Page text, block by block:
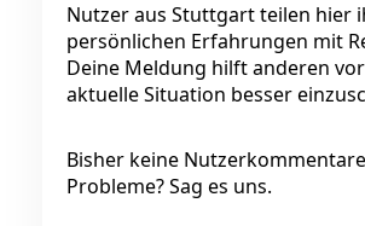
Nutzer aus Stuttgart teilen hier
persönlichen Erfahrungen mit
Deine Meldung hilft anderen
aktuelle Situation besser
Bisher keine
Probleme? Sag es uns.